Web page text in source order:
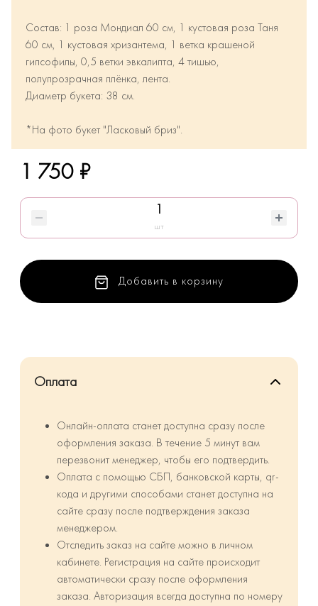
Состав: 1 роза Мондиал 60 см, 1 кустовая роза Таня
60 см, 1 кустовая хризантема, 1 ветка крашеной
гипсофилы, 0,5 ветки эвкалипта, 4 тишью,
полупрозрачная плёнка, лента.
Диаметр букета: 38 см.
*На фото букет "Ласковый бриз".
1 750 ₽
шт
Добавить в корзину
Оплата
Онлайн-оплата станет доступна сразу после
оформления заказа. В течение 5 минут вам
перезвонит менеджер, чтобы его подтвердить.
Оплата с помощью СБП, банковской карты, qr-
кода и другими способами станет доступна на
сайте сразу после подтверждения заказа
менеджером.
Отследить заказ на сайте можно в личном
кабинете. Регистрация на сайте происходит
автоматически сразу после оформления
заказа. Авторизация всегда доступна по номеру